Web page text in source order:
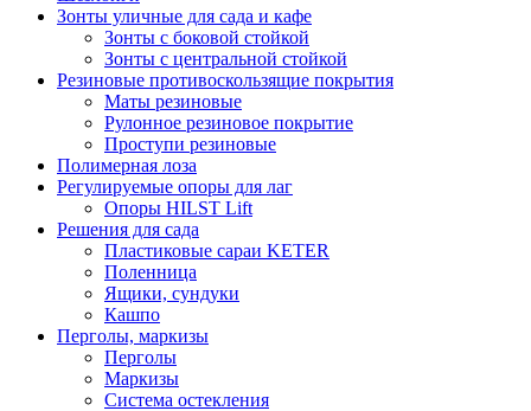
Зонты уличные для сада и кафе
Зонты с боковой стойкой
Зонты с центральной стойкой
Резиновые противоскользящие покрытия
Маты резиновые
Рулонное резиновое покрытие
Проступи резиновые
Полимерная лоза
Регулируемые опоры для лаг
Опоры HILST Lift
Решения для сада
Пластиковые сараи KETER
Поленница
Ящики, сундуки
Кашпо
Перголы, маркизы
Перголы
Маркизы
Система остекления